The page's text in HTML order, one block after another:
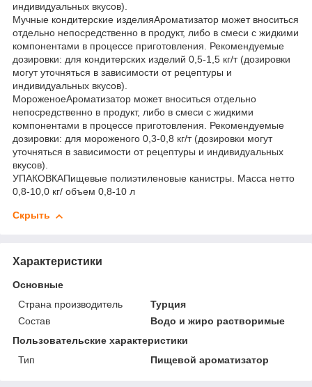
индивидуальных вкусов).
Мучные кондитерские изделияАроматизатор может вноситься
отдельно непосредственно в продукт, либо в смеси с жидкими
компонентами в процессе приготовления. Рекомендуемые
дозировки: для кондитерских изделий 0,5-1,5 кг/т (дозировки
могут уточняться в зависимости от рецептуры и
индивидуальных вкусов).
МороженоеАроматизатор может вноситься отдельно
непосредственно в продукт, либо в смеси с жидкими
компонентами в процессе приготовления. Рекомендуемые
дозировки: для мороженого 0,3-0,8 кг/т (дозировки могут
уточняться в зависимости от рецептуры и индивидуальных
вкусов).
УПАКОВКАПищевые полиэтиленовые канистры. Масса нетто
0,8-10,0 кг/ объем 0,8-10 л
Скрыть
Характеристики
Основные
Страна производитель
Турция
Состав
Водо и жиро растворимые
Пользовательские характеристики
Тип
Пищевой ароматизатор